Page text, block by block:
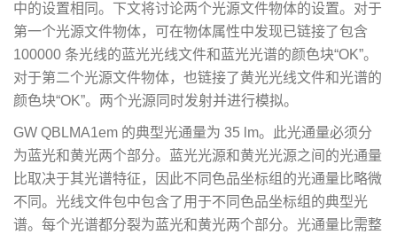
中的设置相同。下文将讨论两个光源文件物体的设置。对于
第一个光源文件物体，可在物体属性中发现已链接了包含
100000 条光线的蓝光光线文件和蓝光光谱的颜色块“OK”。
对于第二个光源文件物体，也链接了黄光光线文件和光谱的
颜色块“OK”。两个光源同时发射并进行模拟。
GW QBLMA1em 的典型光通量为 35 lm。此光通量必须分
为蓝光和黄光两个部分。蓝光光源和黄光光源之间的光通量
比取决于其光谱特征，因此不同色品坐标组的光通量比略微
不同。光线文件包中包含了用于不同色品坐标组的典型光
谱。每个光谱都分裂为蓝光和黄光两个部分。光通量比需整